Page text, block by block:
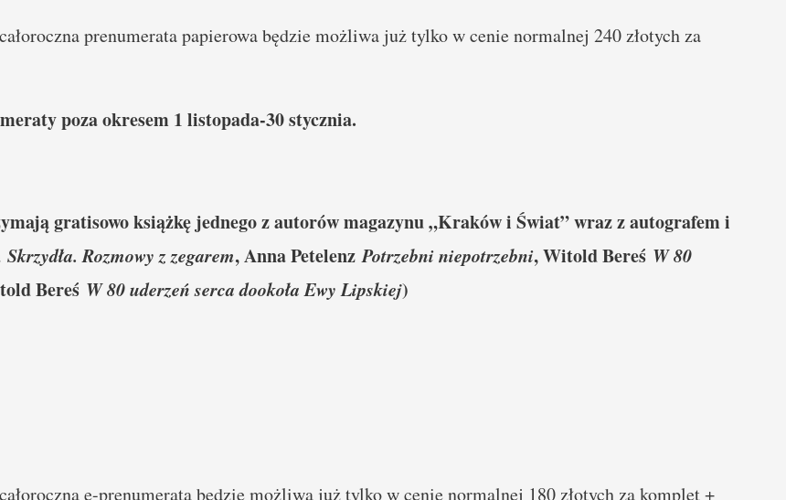
prenumerata papierowa będzie możliwa już tylko w cenie normalnej 240 złotych za
poza okresem 1 listopada-30 stycznia.
gratisowo książkę jednego z autorów magazynu „Kraków i Świat” wraz z autografem i
Skrzydła. Rozmowy z zegarem, Anna PetelenzPotrzebni niepotrzebni, Witold Bereś W 80
Bereś W 80 uderzeń serca dookoła Ewy Lipskiej)
e-prenumerata będzie możliwa już tylko w cenie normalnej 180 złotych za komplet +